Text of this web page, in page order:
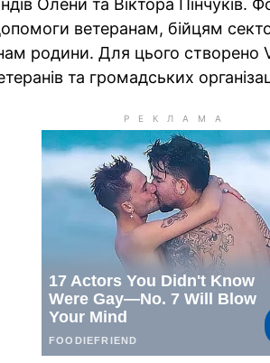
Олени та Віктора Пінчуків.
ветеранам, бійцям
родини. Для цього
та громадських